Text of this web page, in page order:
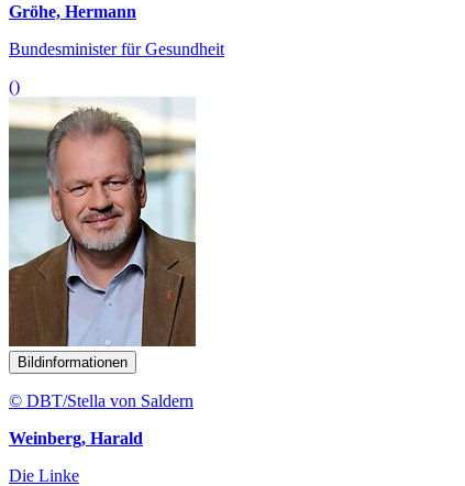
Gröhe, Hermann
Bundesminister für Gesundheit
()
Bildinformationen
© DBT/Stella von Saldern
Weinberg, Harald
Die Linke